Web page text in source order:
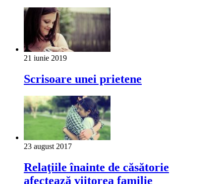
21 iunie 2019
Scrisoare unei prietene
23 august 2017
Relaţiile înainte de căsătorie
afectează viitorea familie